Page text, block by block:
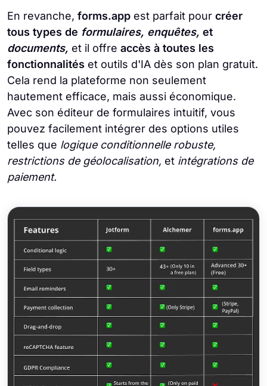
En revanche, forms.app est parfait pour créer
tous types de formulaires, enquêtes, et
documents, et il offre accès à toutes les
fonctionnalités et outils d'IA dès son plan gratuit.
Cela rend la plateforme non seulement
hautement efficace, mais aussi économique.
Avec son éditeur de formulaires intuitif, vous
pouvez facilement intégrer des options utiles
telles que logique conditionnelle robuste,
restrictions de géolocalisation, et intégrations de
paiement.